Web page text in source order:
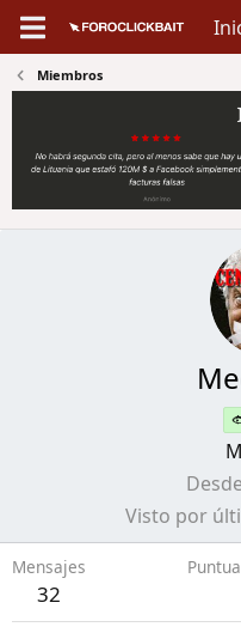
Miembros
Desde
Visto por
Mensajes
32